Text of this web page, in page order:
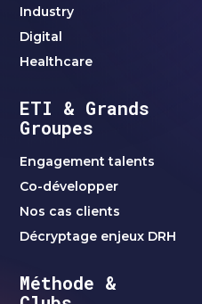
Industry
Digital
Healthcare
ETI & Grands
Groupes
Engagement talents
Co-développer
Nos cas clients
Décryptage enjeux DRH
Méthode &